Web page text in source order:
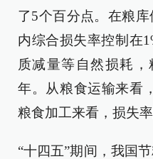
了5个百分点。在粮
内综合损失率控制在
质减量等自然损耗
年。从粮食运输来看
粮食加工来看，损失率
“十四五”期间，我国